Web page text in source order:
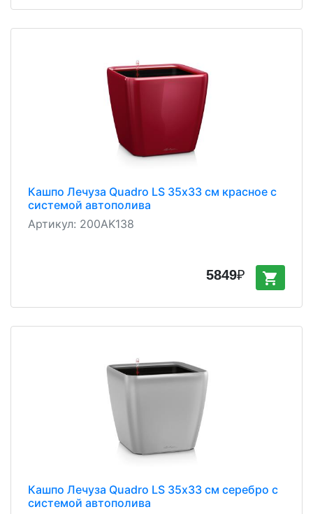
Кашпо Лечуза Quadro LS 35х33 см красное с
системой автополива
Артикул: 200AK138
5849₽ shopping_cart
Кашпо Лечуза Quadro LS 35х33 см серебро с
системой автополива